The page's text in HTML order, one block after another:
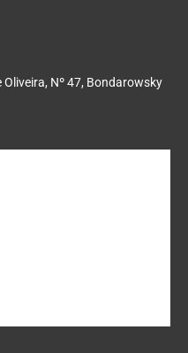
Nº 47, Bondarowsky